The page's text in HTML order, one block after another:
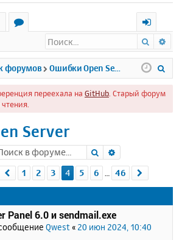
р
у
м
х
о
д
Поиск
форумов
переехала на GitHub . Старый форум
Server
Поиск
4из46
Пред.
1 2 3 4 5 6 46
Panel 6.0 и sendmail.exe
Qwest « 20 июн 2024, 10:40